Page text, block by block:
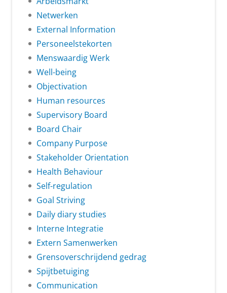
Netwerken
External Information
Personeelstekorten
Menswaardig Werk
Well-being
Objectivation
Human resources
Supervisory Board
Board Chair
Company Purpose
Stakeholder Orientation
Health Behaviour
Self-regulation
Goal Striving
Daily diary studies
Interne Integratie
Extern Samenwerken
Grensoverschrijdend gedrag
Spijtbetuiging
Communication